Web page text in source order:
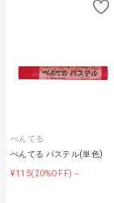
ぺんてる
ぺんてる パステル(単色)
¥115(20%OFF)～